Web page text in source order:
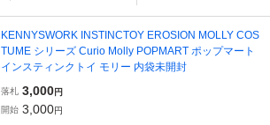
KENNYSWORK INSTINCTOY EROSION MOLLY COS
TUME シリーズ Curio Molly POPMART ポップマート
インスティンクトイ モリー 内袋未開封
落札 3,000円
開始 3,000円